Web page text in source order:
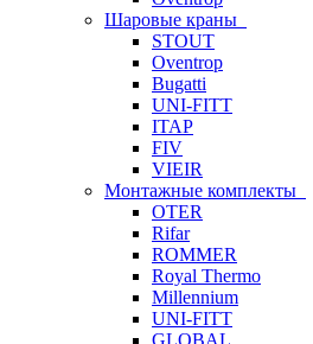
Шаровые краны
STOUT
Oventrop
Bugatti
UNI-FITT
ITAP
FIV
VIEIR
Монтажные комплекты
OTER
Rifar
ROMMER
Royal Thermo
Millennium
UNI-FITT
GLOBAL